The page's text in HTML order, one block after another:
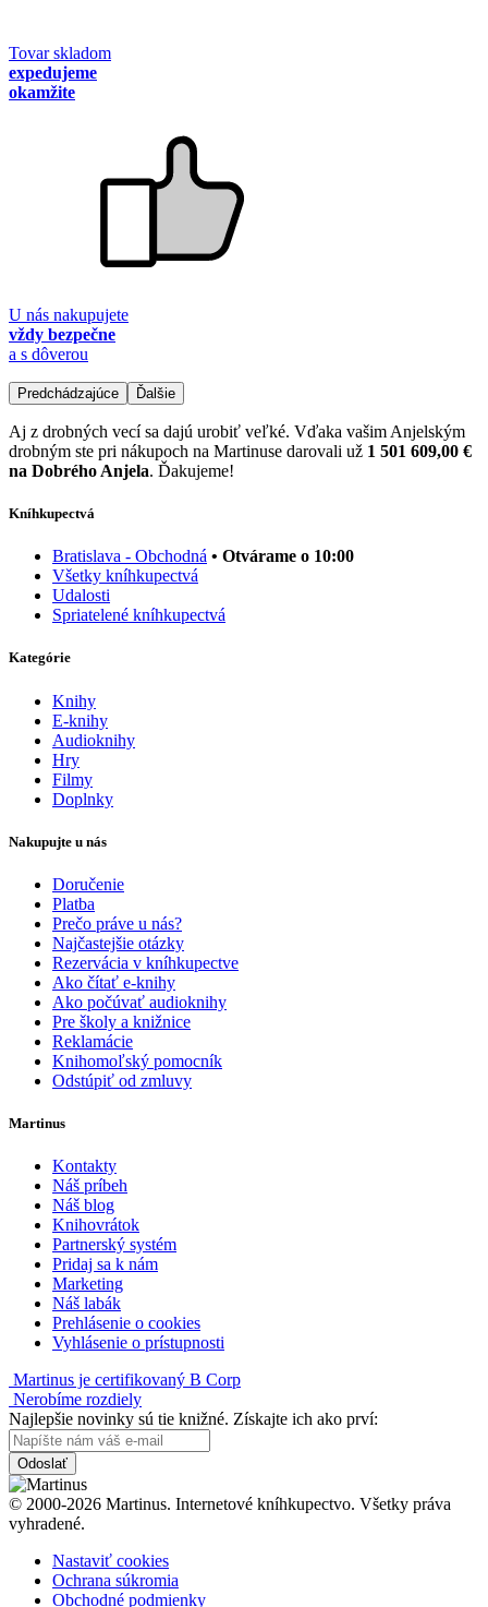
Tovar skladom
expedujeme
okamžite
U nás nakupujete
vždy bezpečne
a s dôverou
Predchádzajúce Ďalšie
Aj z drobných vecí sa dajú urobiť veľké. Vďaka vašim Anjelským
drobným ste pri nákupoch na Martinuse darovali už 1 501 609,00 €
na Dobrého Anjela. Ďakujeme!
Kníhkupectvá
Bratislava - Obchodná • Otvárame o 10:00
Všetky kníhkupectvá
Udalosti
Spriatelené kníhkupectvá
Kategórie
Knihy
E-knihy
Audioknihy
Hry
Filmy
Doplnky
Nakupujte u nás
Doručenie
Platba
Prečo práve u nás?
Najčastejšie otázky
Rezervácia v kníhkupectve
Ako čítať e-knihy
Ako počúvať audioknihy
Pre školy a knižnice
Reklamácie
Knihomoľský pomocník
Odstúpiť od zmluvy
Martinus
Kontakty
Náš príbeh
Náš blog
Knihovrátok
Partnerský systém
Pridaj sa k nám
Marketing
Náš labák
Prehlásenie o cookies
Vyhlásenie o prístupnosti
Martinus je certifikovaný B Corp
Nerobíme rozdiely
Najlepšie novinky sú tie knižné. Získajte ich ako prví:
Odoslať
© 2000-2026 Martinus. Internetové kníhkupectvo. Všetky práva
vyhradené.
Nastaviť cookies
Ochrana súkromia
Obchodné podmienky